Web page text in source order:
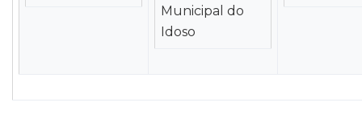
Municipal do
Idoso